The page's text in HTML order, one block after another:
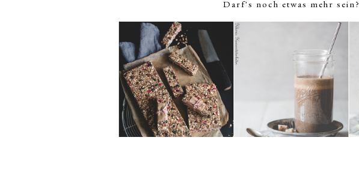
Darf's noch etwas mehr sein?